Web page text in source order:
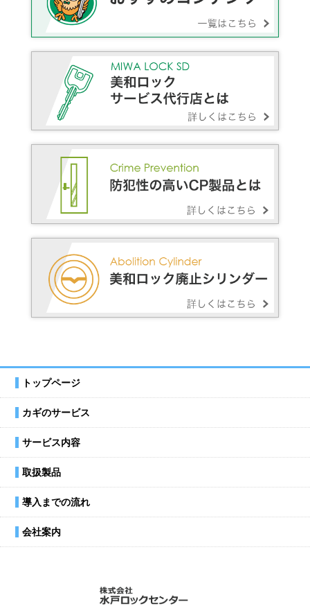
トップページ
カギのサービス
サービス内容
取扱製品
導入までの流れ
会社案内